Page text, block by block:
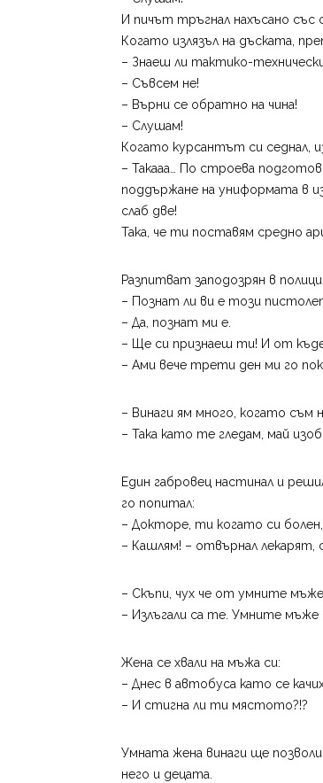
И пичът тръгнал нахъсано със
Когато излязъл на дъската,
– Знаеш ли тактико-
– Съвсем не!
– Върни се обратно на чина!
– Слушам!
Когато курсантът си седнал,
– Такааа… По строева
поддържане на униформата в
слаб две!
Така, че ти поставям средно
Разпитват заподозрян в
– Познат ли ви е този
– Да, познат ми е.
– Ще си признаеш ти! И от
– Ами вече трети ден ми го
– Винаги ям много, когато съм
– Така като те гледам, май
Един габровец настинал и
го попитал:
– Докторе, ти когато си
– Кашлям! – отвърнал лекарят,
– Скъпи, чух че от умните
– Излъгали са те. Умните мъже
Жена се хвали на мъжа си:
– Днес в автобуса като се
– И стигна ли ти мястото?!?
Умната жена винаги ще
него и децата.